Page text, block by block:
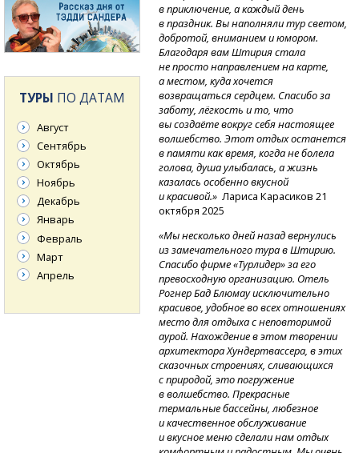
в приключение, а каждый день
в праздник. Вы наполняли тур светом,
добротой, вниманием и юмором.
Благодаря вам Штирия стала
не просто направлением на карте,
а местом, куда хочется
возвращаться сердцем. Спасибо за
заботу, лёгкость и то, что
вы создаёте вокруг себя настоящее
волшебство. Этот отдых останется
в памяти как время, когда не болела
голова, душа улыбалась, а жизнь
казалась особенно вкусной
и красивой.» Лариса Карасиков 21
октября 2025
«Мы несколько дней назад вернулись
из замечательного тура в Штирию.
Спасибо фирме «Турлидер» за его
превосходную организацию. Отель
Рогнер Бад Блюмау исключительно
красивое, удобное во всех отношениях
место для отдыха с неповторимой
аурой. Нахождение в этом творении
архитектора Хундертвассера, в этих
сказочных строениях, сливающихся
с природой, это погружение
в волшебство. Прекрасные
термальные бассейны, любезное
и качественное обслуживание
и вкусное меню сделали нам отдых
ТУРЫ ПО ДАТАМ
Август
Сентябрь
Октябрь
Ноябрь
Декабрь
Январь
Февраль
Март
Апрель